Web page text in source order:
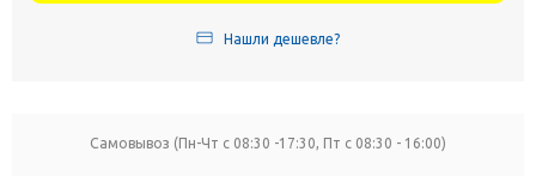
Нашли дешевле?
Самовывоз (Пн-Чт с 08:30 -17:30, Пт с 08:30 - 16:00)